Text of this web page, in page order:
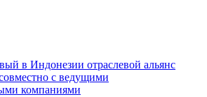
в Индонезии отраслевой альянс
с ведущими
компаниями